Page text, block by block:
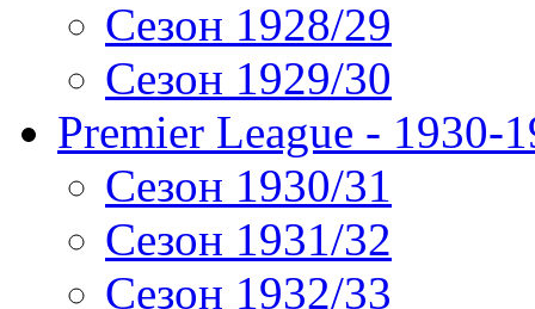
Сезон 1928/29
Сезон 1929/30
Premier League - 1930-
Сезон 1930/31
Сезон 1931/32
Сезон 1932/33